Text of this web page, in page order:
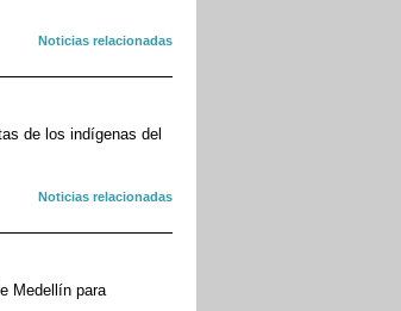
Noticias relacionadas
de los indígenas del
Noticias relacionadas
Medellín para